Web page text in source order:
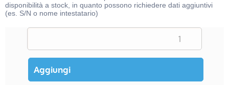
disponibilità a stock, in quanto possono richiedere dati aggiuntivi
(es. S/N o nome intestatario)